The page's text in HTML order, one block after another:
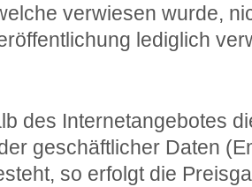
verwiesen wurde,
lediglich
des Internetangebotes
geschäftlicher Daten
so erfolgt die